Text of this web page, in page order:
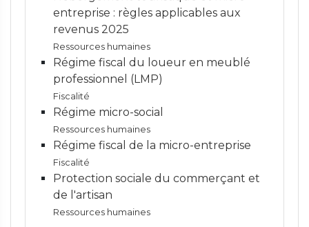
entreprise : règles applicables aux
revenus 2025
Ressources humaines
Régime fiscal du loueur en meublé
professionnel (LMP)
Fiscalité
Régime micro-social
Ressources humaines
Régime fiscal de la micro-entreprise
Fiscalité
Protection sociale du commerçant et
de l'artisan
Ressources humaines